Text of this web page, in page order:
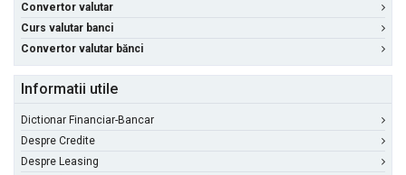
Convertor valutar
Curs valutar banci
Convertor valutar bănci
Informatii utile
Dictionar Financiar-Bancar
Despre Credite
Despre Leasing